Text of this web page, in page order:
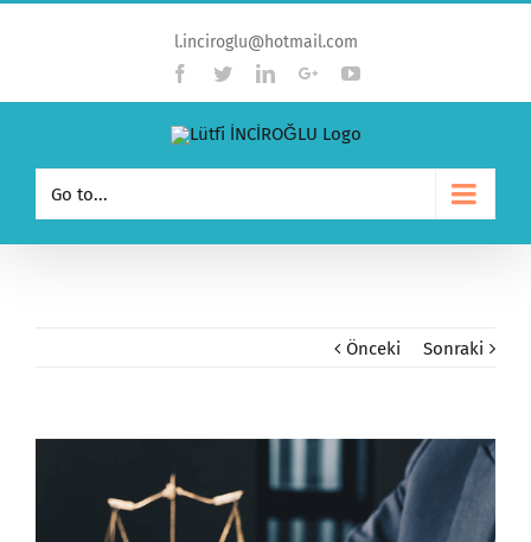
l.inciroglu@hotmail.com
Facebook
TwitterLinkedinGoogle+YouTube
Go to...
Önceki Sonraki